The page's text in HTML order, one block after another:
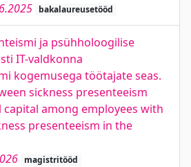
bakalaureusetööd
ja psühholoogilise
IT-valdkonna
kogemusega töötajate seas.
sickness presenteeism
among employees with
presenteeism in the
magistritööd